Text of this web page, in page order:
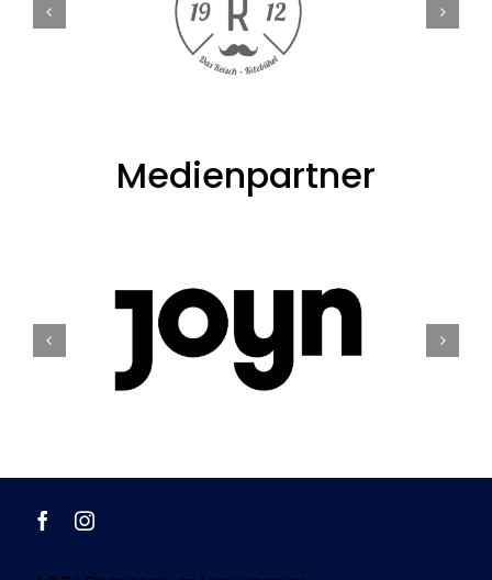
Medienpartner